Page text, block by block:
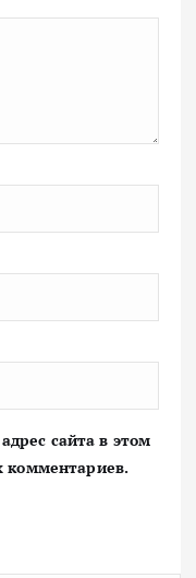
сайта в этом
комментариев.